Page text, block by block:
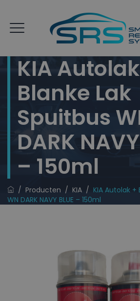
KIA
Blanke Lak
Spuitbus
DARK
– 150ml
/ Producten / KIA / KIA Autolak +
WN DARK NAVY BLUE – 150ml